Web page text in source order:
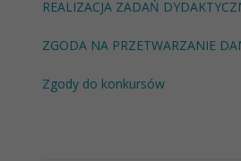
REALIZACJA ZADAŃ
ZGODA NA PRZETWARZANIE
Zgody do konkursów